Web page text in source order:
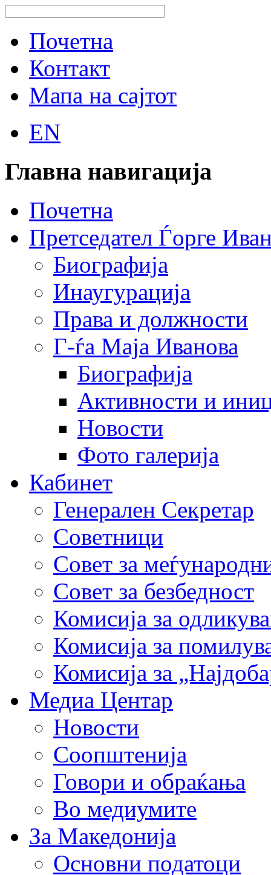
Почетна
Контакт
Мапа на сајтот
EN
Главна навигација
Почетна
Претседател Ѓорге
Биографија
Инаугурација
Права и должности
Г-ѓа Маја Иванова
Биографија
Активности и
Новости
Фото галерија
Кабинет
Генерален Секретар
Советници
Совет за
Совет за безбедност
Комисија за
Комисија за
Комисија за
Медиа Центар
Новости
Соопштенија
Говори и обраќања
Во медиумите
За Македонија
Основни податоци